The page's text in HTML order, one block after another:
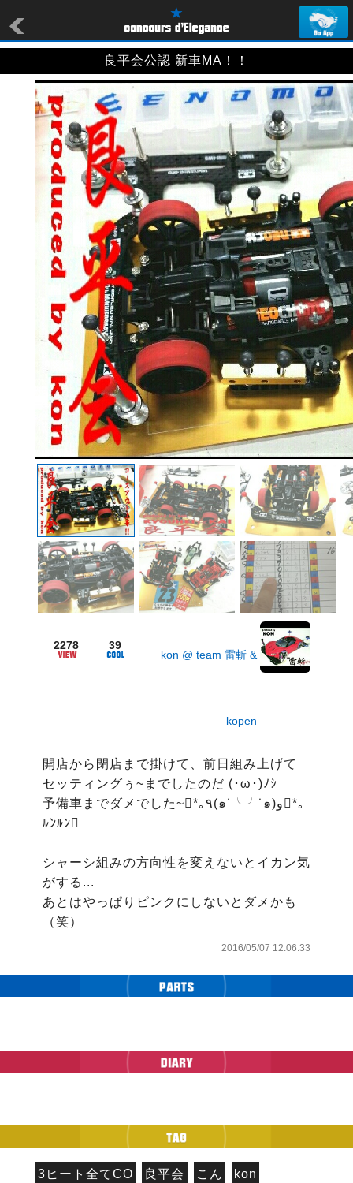
良平会公認 新車MA！！
2278 39
kon @ team 雷斬 &
kopen
開店から閉店まで掛けて、前日組み上げて
セッティングぅ~までしたのだ (･ω･)ﾉｼ
予備車までダメでした~󾭠*｡٩(๑˙╰╯˙๑)و󾭠*｡
ﾙﾝﾙﾝ󾫴
シャーシ組みの方向性を変えないとイカン気
がする...
あとはやっぱりピンクにしないとダメかも
（笑）
2016/05/07 12:06:33
3ヒート全てCO 良平会 こん kon